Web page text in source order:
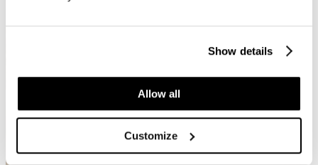
Show details
Allow all
Customize